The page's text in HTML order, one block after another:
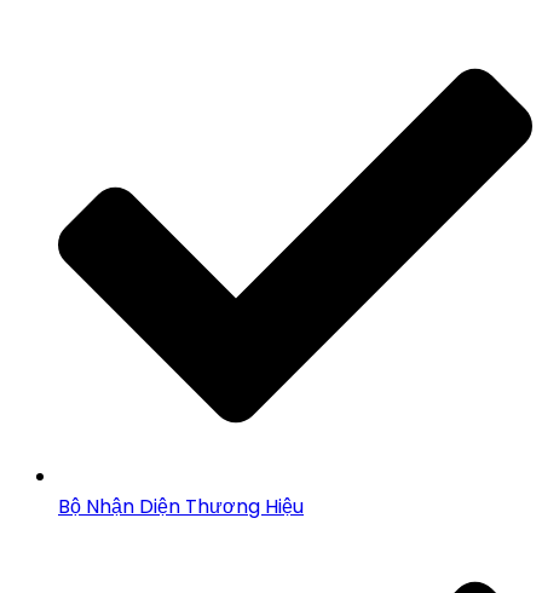
Bộ Nhận Diện Thương Hiệu